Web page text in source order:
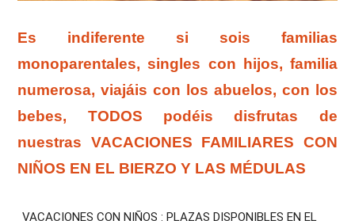
Es indiferente si sois familias
monoparentales,singles con hijos, familia
numerosa, viajáis con los abuelos, con los
bebes, TODOS podéis disfrutas de
nuestras VACACIONES FAMILIARES CON
NIÑOS EN EL BIERZO Y LAS MÉDULAS